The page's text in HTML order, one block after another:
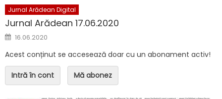
Jurnal Arădean Digital
Jurnal Arădean 17.06.2020
Posted on
16.06.2020
Acest conținut se accesează doar cu un abonament activ!
Intră în cont Mă abonez